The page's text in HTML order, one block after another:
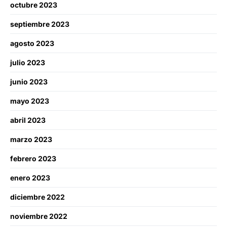
octubre 2023
septiembre 2023
agosto 2023
julio 2023
junio 2023
mayo 2023
abril 2023
marzo 2023
febrero 2023
enero 2023
diciembre 2022
noviembre 2022